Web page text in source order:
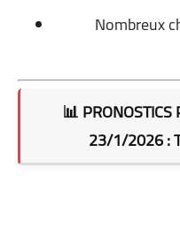
Nombreux
📊
23/1/2026 :